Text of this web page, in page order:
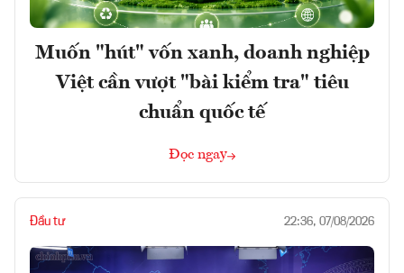
Muốn "hút" vốn xanh, doanh nghiệp
Việt cần vượt "bài kiểm tra" tiêu
chuẩn quốc tế
Đọc ngay
Đầu tư 22:36, 07/08/2026